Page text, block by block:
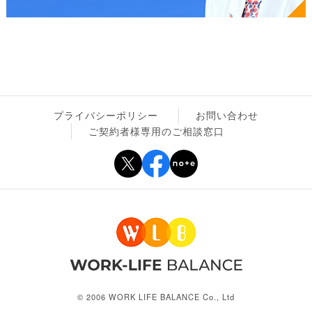
プライバシーポリシー
お問い合わせ
ご契約者様専用のご相談窓口
© 2006 WORK LIFE BALANCE Co., Ltd